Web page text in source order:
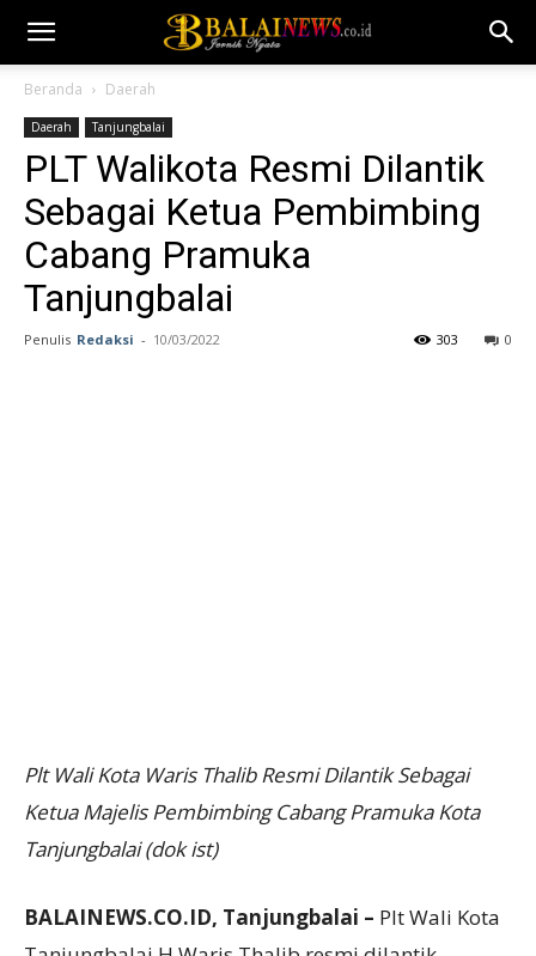
Beranda Daerah
Daerah Tanjungbalai
PLT Walikota Resmi Dilantik
Sebagai Ketua Pembimbing
Cabang Pramuka
Tanjungbalai
Penulis Redaksi - 10/03/2022 0
303
Plt Wali Kota Waris Thalib Resmi Dilantik Sebagai
Ketua Majelis Pembimbing Cabang Pramuka Kota
Tanjungbalai (dok ist)
BALAINEWS.CO.ID, Tanjungbalai – Plt Wali Kota